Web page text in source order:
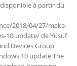
à partir du
2018/04/27/make-
10-update/ de Yusuf
Devices Group
10 update The